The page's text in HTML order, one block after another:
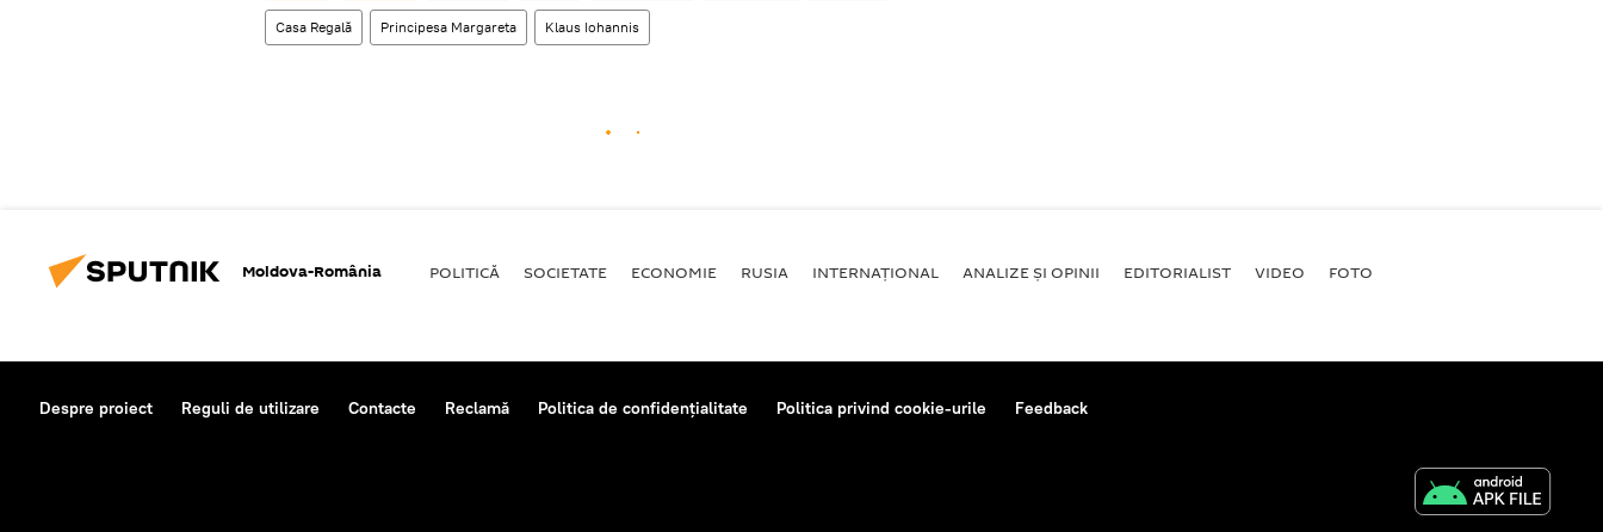
Casa Regală Principesa Margareta Klaus Iohannis
Moldova-România POLITICĂ SOCIETATE ECONOMIE RUSIA INTERNAŢIONAL ANALIZE ȘI OPINII EDITORIALIST VIDEO FOTO
Despre proiect Reguli de utilizare Contacte Reclamă Politica de confidențialitate Politica privind cookie-urile Feedback